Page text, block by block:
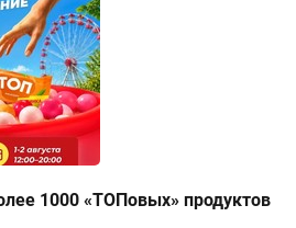
1000 «ТОПовых» продуктов